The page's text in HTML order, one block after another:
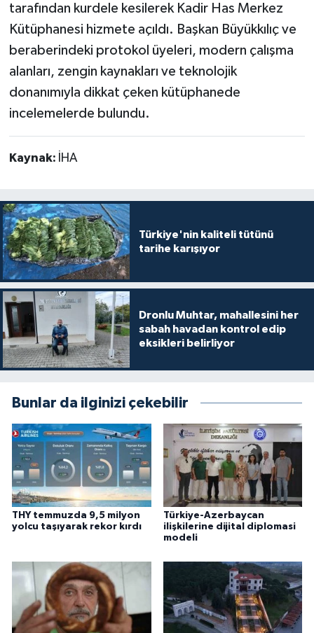
tarafından kurdele kesilerek Kadir Has Merkez
Kütüphanesi hizmete açıldı. Başkan Büyükkılıç ve
beraberindeki protokol üyeleri, modern çalışma
alanları, zengin kaynakları ve teknolojik
donanımıyla dikkat çeken kütüphanede
incelemelerde bulundu.
Kaynak: İHA
Türkiye'nin kaliteli tütünü
tarihe karışıyor
Dronlu Muhtar, mahallesini her
sabah havadan kontrol edip
eksikleri belirliyor
Bunlar da ilginizi çekebilir
THY temmuzda 9,5 milyon
yolcu taşıyarak rekor kırdı
Türkiye-Azerbaycan
ilişkilerine dijital diplomasi
modeli